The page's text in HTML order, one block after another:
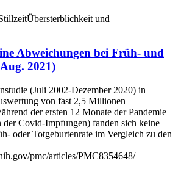
Übersterblichkeit und
Abweichungen bei Früh- und
2021)
(Juli 2002-Dezember 2020) in
von fast 2,5 Millionen
der ersten 12 Monate der Pandemie
Covid-Impfungen) fanden sich keine
oder Totgeburtenrate im Vergleich zu den
pmc/articles/PMC8354648/